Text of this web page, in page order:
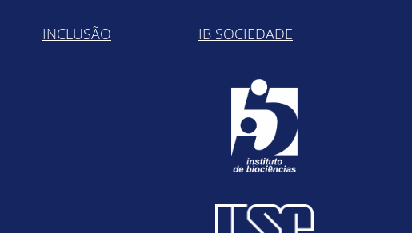
INCLUSÃO IB SOCIEDADE